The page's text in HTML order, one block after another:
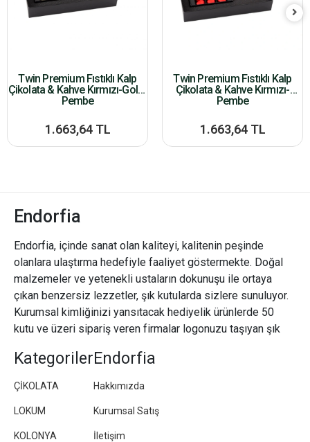
Twin Premium Fıstıklı Kalp
Çikolata & Kahve Kırmızı-Gold-
Pembe
1.663,64 TL
Twin Premium Fıstıklı Kalp
Çikolata & Kahve Kırmızı-
Pembe
1.663,64 TL
Endorfia
Endorfia, içinde sanat olan kaliteyi, kalitenin peşinde
olanlara ulaştırma hedefiyle faaliyet göstermekte. Doğal
malzemeler ve yetenekli ustaların dokunuşu ile ortaya
çıkan benzersiz lezzetler, şık kutularda sizlere sunuluyor.
Kurumsal kimliğinizi yansıtacak hediyelik ürünlerde 50
kutu ve üzeri sipariş veren firmalar logonuzu taşıyan şık
Kategoriler
ÇİKOLATA
LOKUM
KOLONYA
Endorfia
Hakkımızda
Kurumsal Satış
İletişim